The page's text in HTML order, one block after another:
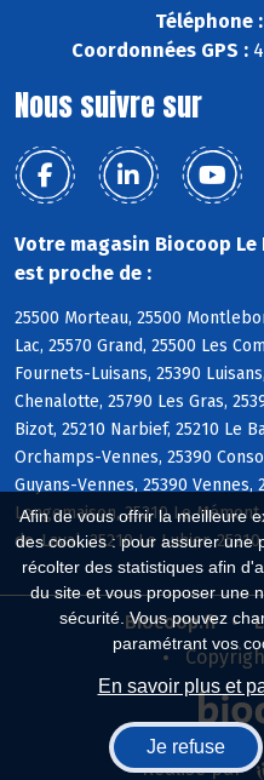
Afin de vous offrir la meilleure
des cookies : pour assurer une
récolter des statistiques afin
du site et vous proposer une
sécurité. Vous pouvez
paramétrant vos
En savoir plus et
Je refuse
Téléphone :
Coordonnées GPS :
Nous suivre sur
Votre magasin Biocoop Le
est proche de :
25500 Morteau, 25500
Lac, 25570 Grand, 25500 Les
Fournets-Luisans, 25390
Chenalotte, 25790 Les Gras,
Bizot, 25210 Narbief, 25210 Le
Orchamps-Vennes, 25390
Guyans-Vennes, 25390
Longemaison, 25210 Le
de-Laval, 25210 Le Luhier,
Biocoop.fr
Réalisé par